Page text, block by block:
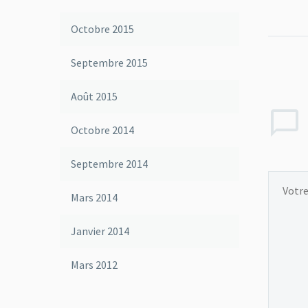
Octobre 2015
Septembre 2015
Août 2015
Octobre 2014
Septembre 2014
Mars 2014
Janvier 2014
Mars 2012